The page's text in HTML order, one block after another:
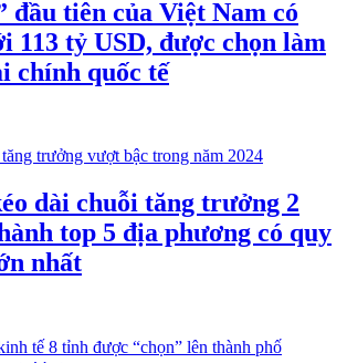
đầu tiên của Việt Nam có
113 tỷ USD, được chọn làm
chính quốc tế
dài chuỗi tăng trưởng 2
top 5 địa phương có quy
nhất